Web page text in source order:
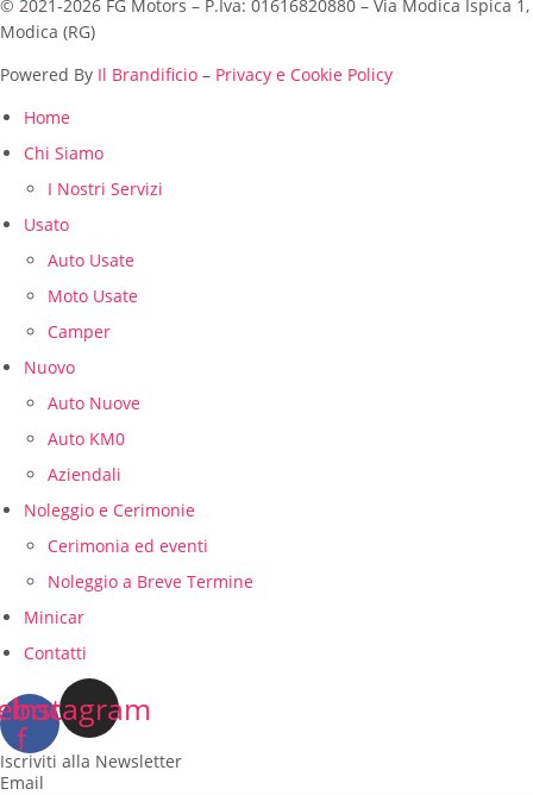
© 2021-2026 FG Motors – P.Iva: 01616820880 – Via Modica Ispica 1,
Modica (RG)
Powered By Il Brandificio – Privacy e Cookie Policy
Home
Chi Siamo
I Nostri Servizi
Usato
Auto Usate
Moto Usate
Camper
Nuovo
Auto Nuove
Auto KM0
Aziendali
Noleggio e Cerimonie
Cerimonia ed eventi
Noleggio a Breve Termine
Minicar
Contatti
f
Instagram
Iscriviti alla Newsletter
Email